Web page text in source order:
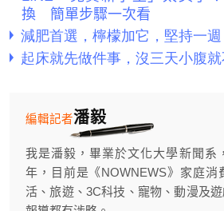
換 簡單步驟一次看
潘毅
編輯記者
我是潘毅，畢業於文化大學新聞系
年，目前是《NOWNEWS》家庭消
活、旅遊、3C科技、寵物、動漫及